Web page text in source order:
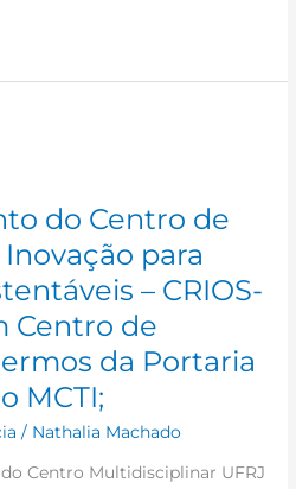
do Centro de
para
– CRIOS-
Centro de
da Portaria
MCTI;
/ Nathalia Machado
Centro Multidisciplinar UFRJ